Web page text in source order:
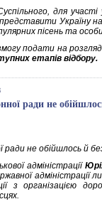
для
Україну на
пісень та
подати на
етапів відбору.
ради не
ради не обійшлось й
адміністрації
адміністрації
з організацією